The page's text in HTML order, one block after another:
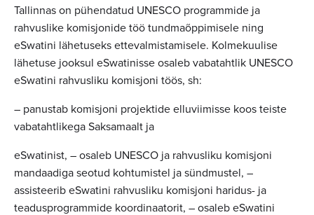
Tallinnas on pühendatud UNESCO programmide ja
rahvuslike komisjonide töö tundmaõppimisele ning
eSwatini lähetuseks ettevalmistamisele. Kolmekuulise
lähetuse jooksul eSwatinisse osaleb vabatahtlik UNESCO
eSwatini rahvusliku komisjoni töös, sh:
– panustab komisjoni projektide elluviimisse koos teiste
vabatahtlikega Saksamaalt ja
eSwatinist, – osaleb UNESCO ja rahvusliku komisjoni
mandaadiga seotud kohtumistel ja sündmustel, –
assisteerib eSwatini rahvusliku komisjoni haridus- ja
teadusprogrammide koordinaatorit, – osaleb eSwatini